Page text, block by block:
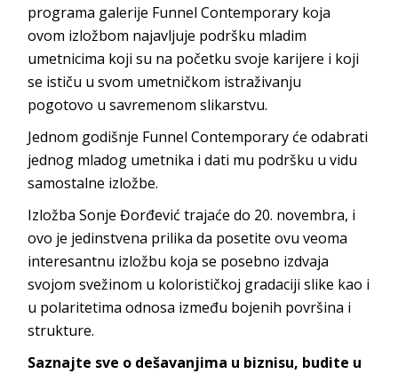
programa galerije Funnel Contemporary koja
ovom izložbom najavljuje podršku mladim
umetnicima koji su na početku svoje karijere i koji
se ističu u svom umetničkom istraživanju
pogotovo u savremenom slikarstvu.
Jednom godišnje Funnel Contemporary će odabrati
jednog mladog umetnika i dati mu podršku u vidu
samostalne izložbe.
Izložba Sonje Đorđević trajaće do 20. novembra, i
ovo je jedinstvena prilika da posetite ovu veoma
interesantnu izložbu koja se posebno izdvaja
svojom svežinom u kolorističkoj gradaciji slike kao i
u polaritetima odnosa između bojenih površina i
strukture.
Saznajte sve o dešavanjima u biznisu, budite u